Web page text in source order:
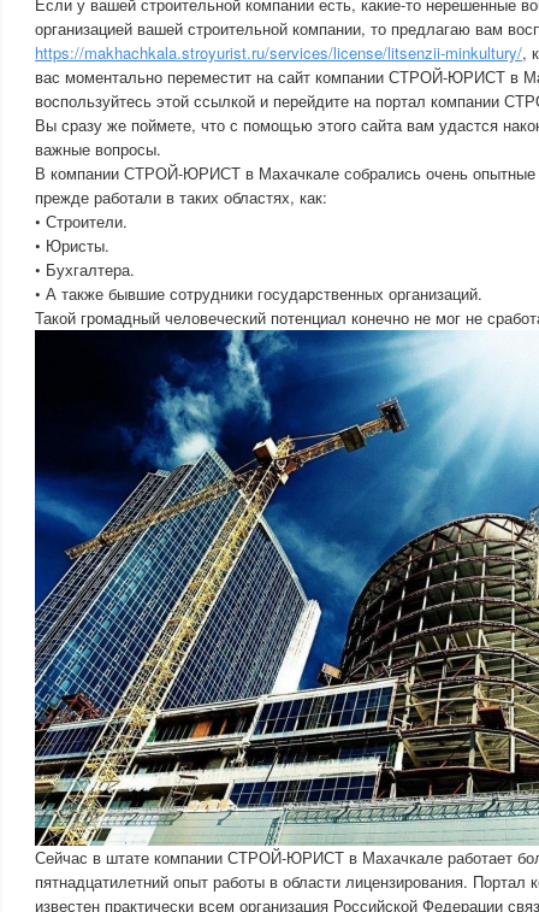
организацией вашей строительной компании, то предлагаю вам
https://makhachkala.stroyurist.ru/services/license/litsenzii-minkultury/,
вас моментально переместит на сайт компании СТРОЙ-ЮРИСТ в
воспользуйтесь этой ссылкой и перейдите на портал компании
Вы сразу же поймете, что с помощью этого сайта вам удастся
важные вопросы.
В компании СТРОЙ-ЮРИСТ в Махачкале собрались очень опытные
прежде работали в таких областях, как:
• Строители.
• Юристы.
• Бухгалтера.
• А также бывшие сотрудники государственных организаций.
Такой громадный человеческий потенциал конечно не мог не
Сейчас в штате компании СТРОЙ-ЮРИСТ в Махачкале работает
пятнадцатилетний опыт работы в области лицензирования.
известен практически всем организация Российской Федерации